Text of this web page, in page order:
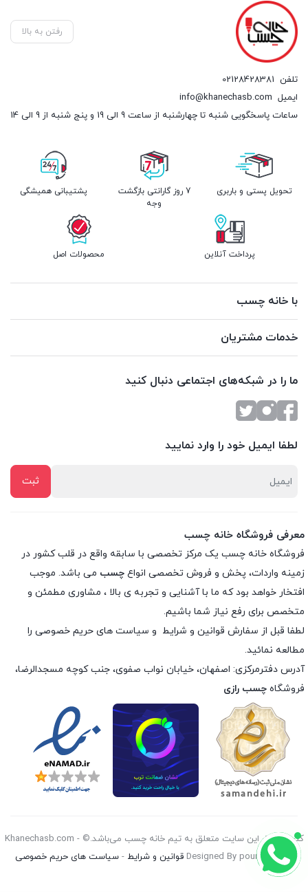
رفتن به بالا
تلفن 02128428381
ایمیل info@khanechasb.com
ساعات پاسخگویی شنبه تا چهارشنبه از ساعت 9 الی 19 و پنج شنبه از 9 الی 14
تحویل پستی و باربری
7 روز گارانتی بازگشت
وجه
پشتیبانی همیشگی
پرداخت آنلاین محصولات اصل
با خانه چسب
خدمات مشتریان
ما را در شبکه‌های اجتماعی دنبال کنید
لطفا ایمیل خود را وارد نمایید
معرفی فروشگاه خانه چسب
فروشگاه خانه چسب یک مرکز تخصصی با سابقه واقع در قلب کشور در
زمینه واردات، پخش و فروش تخصصی انواع چسب می باشد. موجب
افتخار خواهد بود که ما با آشنایی و تجربه ی بالا ، مشاوری مطمئن و
متخصص برای رفع نیاز شما باشیم.
لطفا قبل از سفارش قوانین و شرایط و سیاست های حریم خصوصی را
مطالعه نمائید.
آدرس دفترمرکزی: اصفهان، خیابان نواب صفوی، جنب کوچه مسجدالرضا،
فروشگاه چسب رازی
کليه حقوق اين سايت متعلق به تیم خانه چسب می‌باشد.© Khanechasb.com -
Designed By pouryan 2026 قوانین و شرایط - سیاست های حریم خصوصی